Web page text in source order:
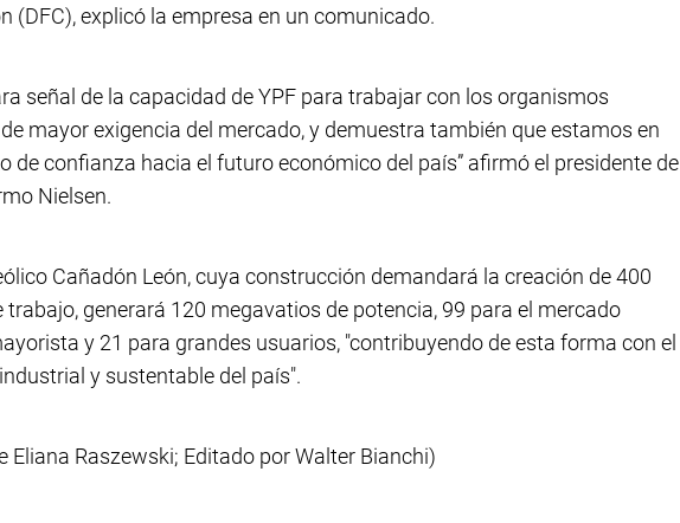
(DFC), explicó la empresa en un comunicado.
señal de la capacidad de YPF para trabajar con los organismos
mayor exigencia del mercado, y demuestra también que estamos en
de confianza hacia el futuro económico del país” afirmó el presidente de
Nielsen.
Cañadón León, cuya construcción demandará la creación de 400
trabajo, generará 120 megavatios de potencia, 99 para el mercado
y 21 para grandes usuarios, "contribuyendo de esta forma con el
y sustentable del país".
Eliana Raszewski; Editado por Walter Bianchi)